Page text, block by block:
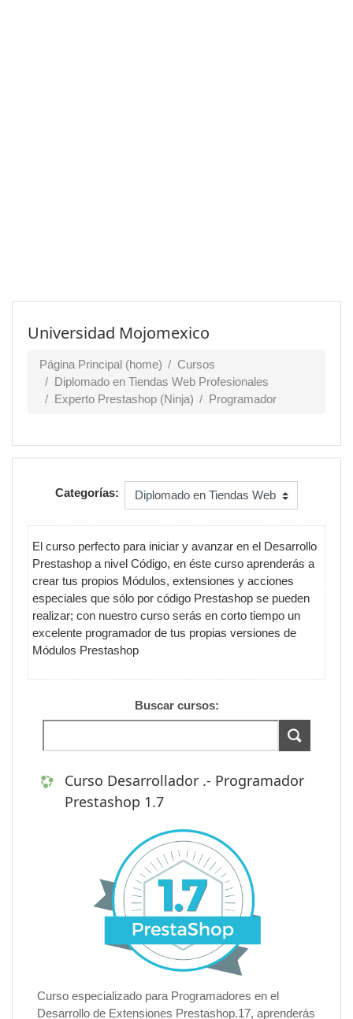
Universidad Mojomexico
Página Principal (home)
Cursos
Diplomado en Tiendas Web Profesionales
Experto Prestashop (Ninja)
Programador
Categorías:
El curso perfecto para iniciar y avanzar en el Desarrollo
Prestashop a nivel Código, en éste curso aprenderás a
crear tus propios Módulos, extensiones y acciones
especiales que sólo por código Prestashop se pueden
realizar; con nuestro curso serás en corto tiempo un
excelente programador de tus propias versiones de
Módulos Prestashop
Buscar cursos:
Curso Desarrollador .- Programador
Prestashop 1.7
Curso especializado para Programadores en el
Desarrollo de Extensiones Prestashop.17, aprenderás